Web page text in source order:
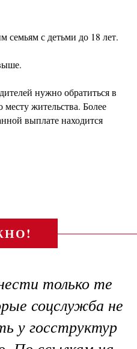
семьям с детьми до 18 лет.
нужно обратиться в
жительства. Более
выплате находится
только те
соцслужба не
у госструктур